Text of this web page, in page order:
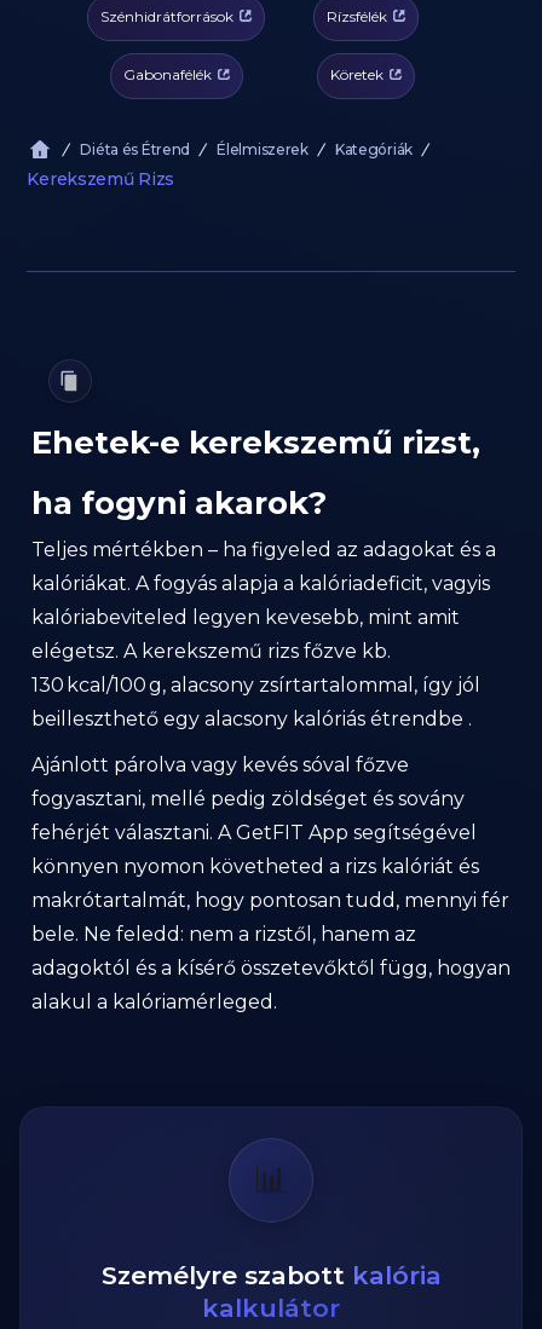
Szénhidrátforrások Rízsfélék
Gabonafélék Köretek
Diéta és Étrend Élelmiszerek Kategóriák
Kerekszemű Rizs
Ehetek-e kerekszemű rizst,
ha fogyni akarok?
Teljes mértékben – ha figyeled az adagokat és a
kalóriákat. A fogyás alapja a kalóriadeficit, vagyis
kalóriabeviteled legyen kevesebb, mint amit
elégetsz. A kerekszemű rizs főzve kb.
130 kcal/100 g, alacsony zsírtartalommal, így jól
beilleszthető egy alacsony kalóriás étrendbe .
Ajánlott párolva vagy kevés sóval főzve
fogyasztani, mellé pedig zöldséget és sovány
fehérjét választani. A GetFIT App segítségével
könnyen nyomon követheted a rizs kalóriát és
makrótartalmát, hogy pontosan tudd, mennyi fér
bele. Ne feledd: nem a rizstől, hanem az
adagoktól és a kísérő összetevőktől függ, hogyan
alakul a kalóriamérleged.
📊
Személyre szabott kalória
kalkulátor